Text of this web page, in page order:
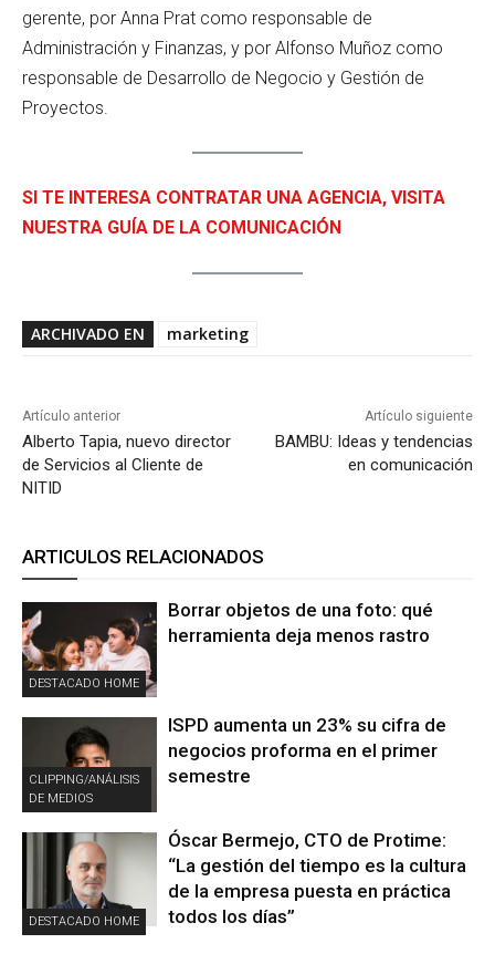
gerente, por Anna Prat como responsable de
Administración y Finanzas, y por Alfonso Muñoz como
responsable de Desarrollo de Negocio y Gestión de
Proyectos.
SI TE INTERESA CONTRATAR UNA AGENCIA, VISITA
NUESTRA GUÍA DE LA COMUNICACIÓN
ARCHIVADO EN marketing
Artículo anterior
Alberto Tapia, nuevo director
de Servicios al Cliente de
NITID
Artículo siguiente
BAMBU: Ideas y tendencias
en comunicación
ARTICULOS RELACIONADOS
DESTACADO HOME
Borrar objetos de una foto: qué
herramienta deja menos rastro
CLIPPING/ANÁLISIS
DE MEDIOS
ISPD aumenta un 23% su cifra de
negocios proforma en el primer
semestre
DESTACADO HOME
Óscar Bermejo, CTO de Protime:
“La gestión del tiempo es la cultura
de la empresa puesta en práctica
todos los días”